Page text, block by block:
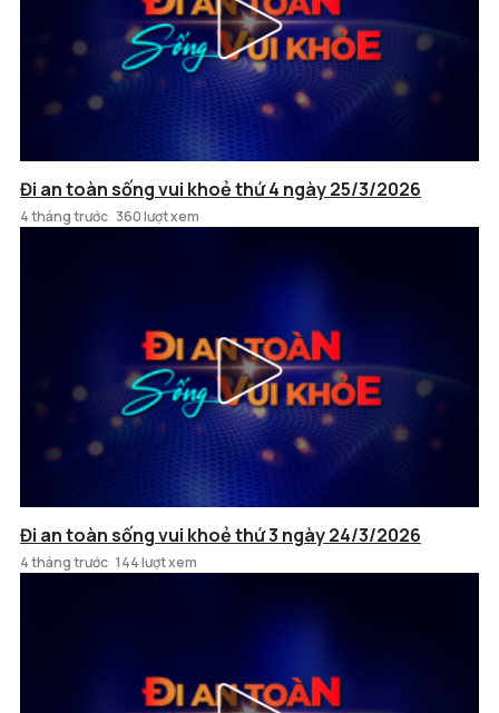
Đi an toàn sống vui khoẻ thứ 4 ngày 25/3/2026
4 tháng trước 360 lượt xem
Đi an toàn sống vui khoẻ thứ 3 ngày 24/3/2026
4 tháng trước 144 lượt xem